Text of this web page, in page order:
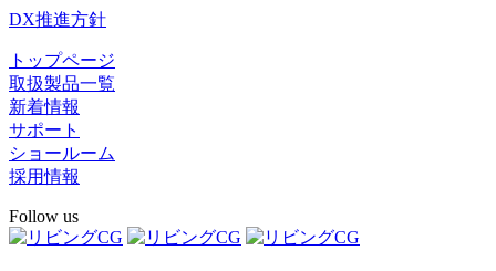
DX推進方針
トップページ
取扱製品一覧
新着情報
サポート
ショールーム
採用情報
Follow us